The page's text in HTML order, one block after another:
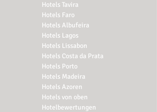
Hotels Tavira
Hotels Faro
Hotels Albufeira
Hotels Lagos
Hotels Lissabon
Hotels Costa da Prata
Hotels Porto
Hotels Madeira
Hotels Azoren
Hotels von oben
Hotelbewertungen